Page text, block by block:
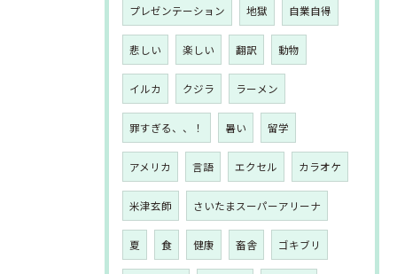
プレゼンテーション 地獄 自業自得
悲しい 楽しい 翻訳 動物
イルカ クジラ ラーメン
罪すぎる、、！ 暑い 留学
アメリカ 言語 エクセル カラオケ
米津玄師 さいたまスーパーアリーナ
夏 食 健康 畜舎 ゴキブリ